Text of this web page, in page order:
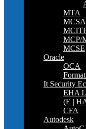
MTA
MCSA
MCP/
MCSE
Oracle
OCA
It Security
EHA
(E |
CFA
Autodesk